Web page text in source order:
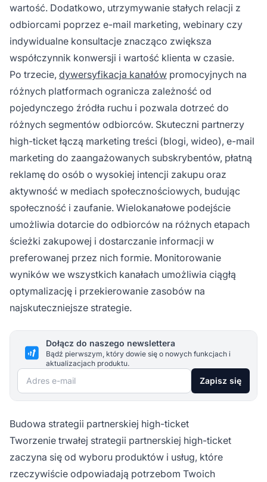
wartość. Dodatkowo, utrzymywanie stałych relacji z
odbiorcami poprzez e-mail marketing, webinary czy
indywidualne konsultacje znacząco zwiększa
współczynnik konwersji i wartość klienta w czasie.
Po trzecie, dywersyfikacja kanałów promocyjnych na
różnych platformach ogranicza zależność od
pojedynczego źródła ruchu i pozwala dotrzeć do
różnych segmentów odbiorców. Skuteczni partnerzy
high-ticket łączą marketing treści (blogi, wideo), e-mail
marketing do zaangażowanych subskrybentów, płatną
reklamę do osób o wysokiej intencji zakupu oraz
aktywność w mediach społecznościowych, budując
społeczność i zaufanie. Wielokanałowe podejście
umożliwia dotarcie do odbiorców na różnych etapach
ścieżki zakupowej i dostarczanie informacji w
preferowanej przez nich formie. Monitorowanie
wyników we wszystkich kanałach umożliwia ciągłą
optymalizację i przekierowanie zasobów na
najskuteczniejsze strategie.
Dołącz do naszego newslettera
Bądź pierwszym, który dowie się o nowych funkcjach i
aktualizacjach produktu.
Adres e-mail Zapisz się
Budowa strategii partnerskiej high-ticket
Tworzenie trwałej strategii partnerskiej high-ticket
zaczyna się od wyboru produktów i usług, które
rzeczywiście odpowiadają potrzebom Twoich